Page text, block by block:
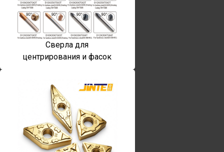
Сверла для
центрирования и фасок